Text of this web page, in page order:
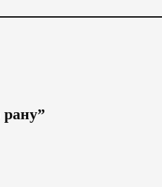
рану”